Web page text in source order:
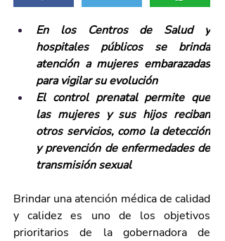
En los Centros de Salud y
hospitales públicos se brinda
atención a mujeres embarazadas
para vigilar su evolución
El control prenatal permite que
las mujeres y sus hijos reciban
otros servicios, como la detección
y prevención de enfermedades de
transmisión sexual
Brindar una atención médica de calidad
y calidez es uno de los objetivos
prioritarios de la gobernadora de